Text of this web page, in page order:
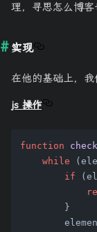
理，寻思怎么博客
实现
在他的基础上，我
js 操作
function
while
if
        }